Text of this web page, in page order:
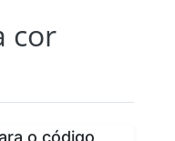
cor